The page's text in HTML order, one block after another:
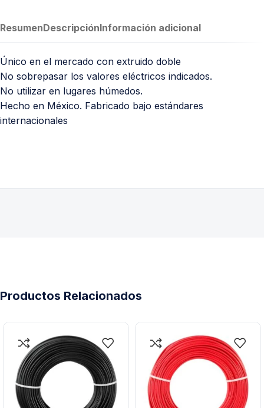
ResumenDescripciónInformación adicional
Único en el mercado con extruido doble
No sobrepasar los valores eléctricos indicados.
No utilizar en lugares húmedos.
Hecho en México. Fabricado bajo estándares
internacionales
Productos Relacionados